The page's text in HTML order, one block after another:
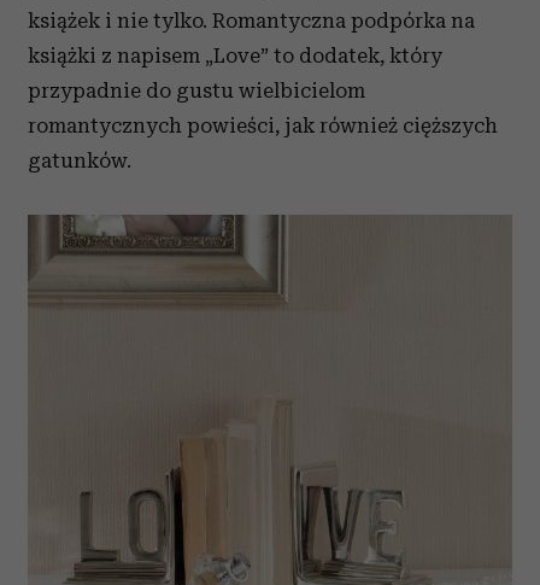
książek i nie tylko. Romantyczna podpórka na
książki z napisem „Love” to dodatek, który
przypadnie do gustu wielbicielom
romantycznych powieści, jak również cięższych
gatunków.